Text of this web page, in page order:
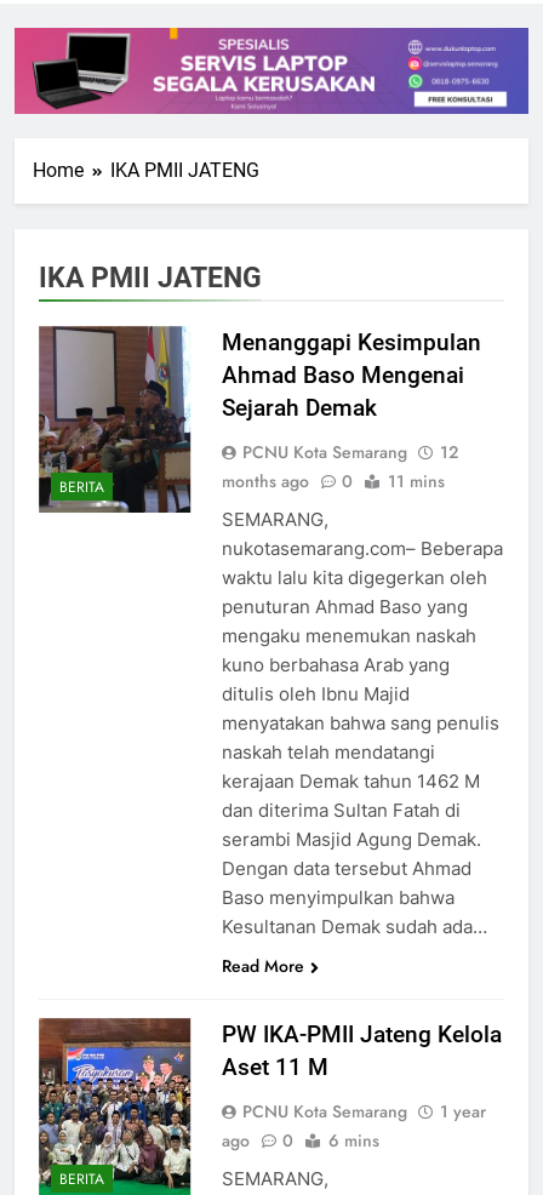
Home IKA PMII JATENG
IKA PMII JATENG
BERITA
Menanggapi Kesimpulan
Ahmad Baso Mengenai
Sejarah Demak
PCNU Kota Semarang
12
months ago
0 11 mins
SEMARANG,
nukotasemarang.com– Beberapa
waktu lalu kita digegerkan oleh
penuturan Ahmad Baso yang
mengaku menemukan naskah
kuno berbahasa Arab yang
ditulis oleh Ibnu Majid
menyatakan bahwa sang penulis
naskah telah mendatangi
kerajaan Demak tahun 1462 M
dan diterima Sultan Fatah di
serambi Masjid Agung Demak.
Dengan data tersebut Ahmad
Baso menyimpulkan bahwa
Kesultanan Demak sudah ada…
Read More
BERITA
PW IKA-PMII Jateng Kelola
Aset 11 M
PCNU Kota Semarang
1 year
ago
0 6 mins
SEMARANG,